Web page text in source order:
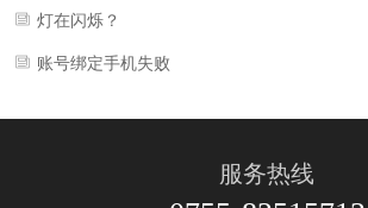
灯在闪烁？
账号绑定手机失败
服务热线